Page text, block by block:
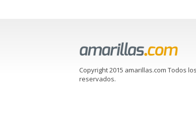
Copyright 2015 amarillas.com Todos
reservados.